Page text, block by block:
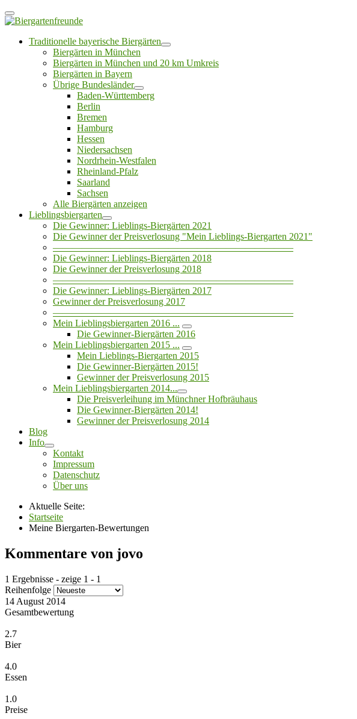
Traditionelle bayerische Biergärten
Biergärten in München
Biergärten in München und 20 km Umkreis
Biergärten in Bayern
Übrige Bundesländer
Baden-Württemberg
Berlin
Bremen
Hamburg
Hessen
Niedersachsen
Nordrhein-Westfalen
Rheinland-Pfalz
Saarland
Sachsen
Alle Biergärten anzeigen
Lieblingsbiergarten
Die Gewinner: Lieblings-Biergärten 2021
Die Gewinner der Preisverlosung "Mein Lieblings-Biergarten 2021"
—————————————————————————
Die Gewinner: Lieblings-Biergärten 2018
Die Gewinner der Preisverlosung 2018
—————————————————————————
Die Gewinner: Lieblings-Biergärten 2017
Gewinner der Preisverlosung 2017
—————————————————————————
Mein Lieblingsbiergarten 2016 ...
Die Gewinner-Biergärten 2016
Mein Lieblingsbiergarten 2015 ...
Mein Lieblings-Biergarten 2015
Die Gewinner-Biergärten 2015!
Gewinner der Preisverlosung 2015
Mein Lieblingsbiergarten 2014...
Die Preisverleihung im Münchner Hofbräuhaus
Die Gewinner-Biergärten 2014!
Gewinner der Preisverlosung 2014
Blog
Info
Kontakt
Impressum
Datenschutz
Über uns
Aktuelle Seite:
Startseite
Meine Biergarten-Bewertungen
Kommentare von jovo
1 Ergebnisse - zeige 1 - 1
Reihenfolge
14 August 2014
Gesamtbewertung
2.7
Bier
4.0
Essen
1.0
Preise